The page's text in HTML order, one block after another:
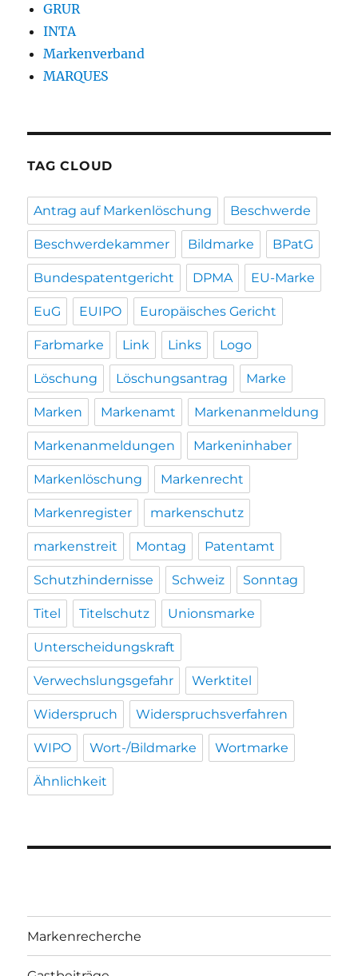
GRUR
INTA
Markenverband
MARQUES
TAG CLOUD
Antrag auf Markenlöschung Beschwerde
Beschwerdekammer Bildmarke BPatG
Bundespatentgericht DPMA EU-Marke
EuG EUIPO Europäisches Gericht
Farbmarke Link Links Logo
Löschung Löschungsantrag Marke
Marken Markenamt Markenanmeldung
Markenanmeldungen Markeninhaber
Markenlöschung Markenrecht
Markenregister markenschutz
markenstreit Montag Patentamt
Schutzhindernisse Schweiz Sonntag
Titel Titelschutz Unionsmarke
Unterscheidungskraft
Verwechslungsgefahr Werktitel
Widerspruch Widerspruchsverfahren
WIPO Wort-/Bildmarke Wortmarke
Ähnlichkeit
Markenrecherche